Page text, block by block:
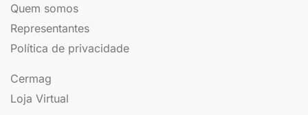
Quem somos
Representantes
Política de privacidade
Cermag
Loja Virtual